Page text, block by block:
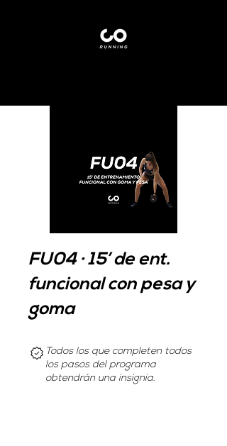
FU04 · 15’ de ent.
funcional con pesa y
goma
Todos los que completen todos
los pasos del programa
obtendrán una insignia.